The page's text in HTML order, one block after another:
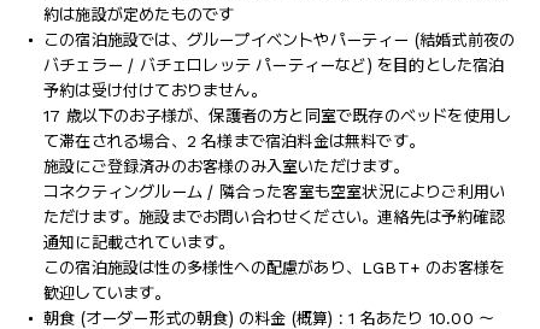
約は施設が定めたものです
この宿泊施設では、グループイベントやパーティー (結婚式前夜の
バチェラー / バチェロレッテ パーティーなど) を目的とした宿泊
予約は受け付けておりません。
17 歳以下のお子様が、保護者の方と同室で既存のベッドを使用し
て滞在される場合、2 名様まで宿泊料金は無料です。
施設にご登録済みのお客様のみ入室いただけます。
コネクティングルーム / 隣合った客室も空室状況によりご利用い
ただけます。施設までお問い合わせください。連絡先は予約確認
通知に記載されています。
この宿泊施設は性の多様性への配慮があり、LGBT+ のお客様を
歓迎しています。
朝食 (オーダー形式の朝食) の料金 (概算) : 1 名あたり 10.00 ～